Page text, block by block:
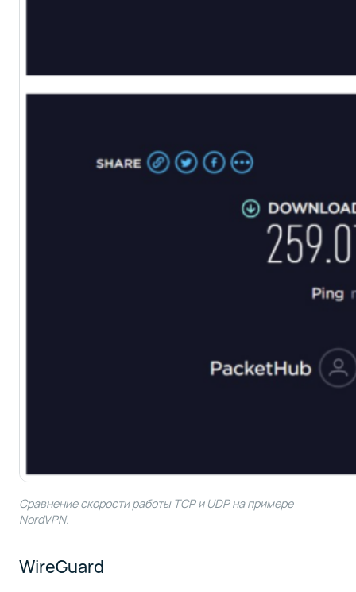
Сравнение скорости работы TCP и UDP на примере
NordVPN.
WireGuard